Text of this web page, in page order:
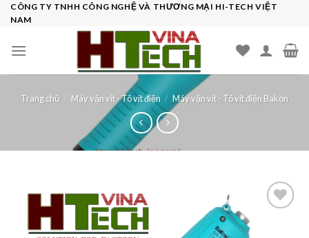
SkipCÔNG TY TNHH CÔNG NGHỆ VÀ THƯƠNG MẠI HI-TECH VIỆT
NAM
Trang chủ / Máy vặn vít - Tô vít điện / Máy vặn vít - Tô vít điện Bakon